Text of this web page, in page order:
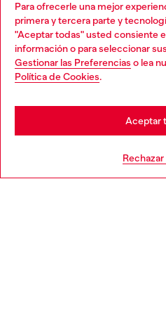
Para ofrecerle una mejor
primera y tercera parte y
"Aceptar todas" usted consiente
información o para seleccionar
Gestionar las Preferencias o lea
Política de Cookies.
Aceptar
Descubre todos nuestros
en la tienda.
Choose your location
You are currently browsing
may be based in United States